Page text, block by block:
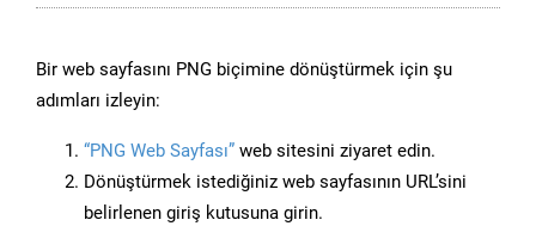
Bir web sayfasını PNG biçimine dönüştürmek için şu
adımları izleyin:
“PNG Web Sayfası” web sitesini ziyaret edin.
Dönüştürmek istediğiniz web sayfasının URL’sini
belirlenen giriş kutusuna girin.